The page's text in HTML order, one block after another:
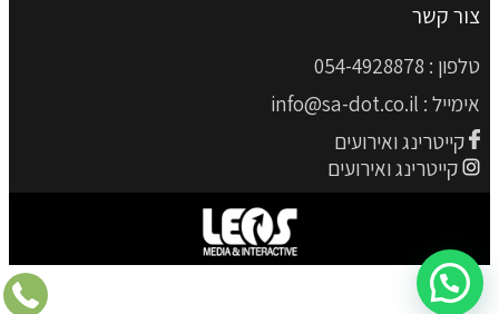
צור קשר
טלפון : 054-4928878
אימייל : info@sa-dot.co.il
קייטרינג ואירועים
קייטרינג ואירועים